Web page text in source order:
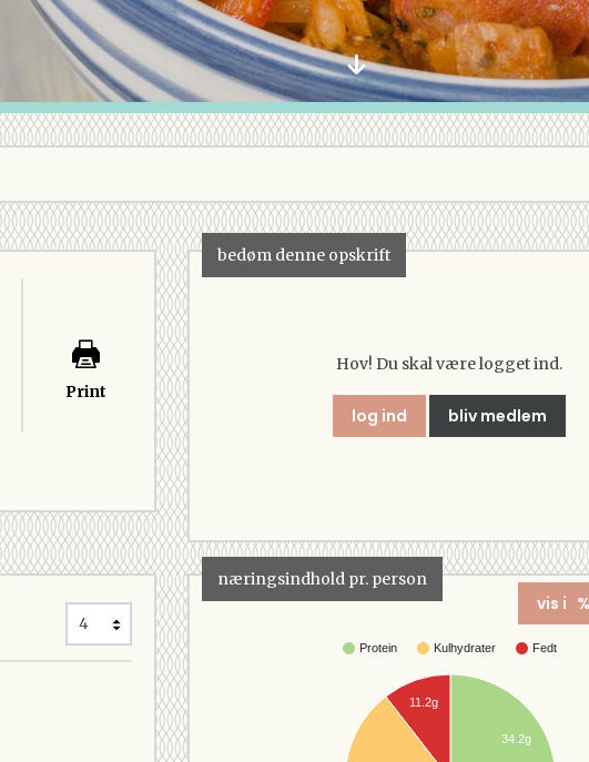
Print
bedøm denne opskrift
Hov! Du skal være logget ind.
log ind bliv medlem
næringsindhold pr. person
vis i %
Protein Kulhydrater Fedt
34.2g
11.2g